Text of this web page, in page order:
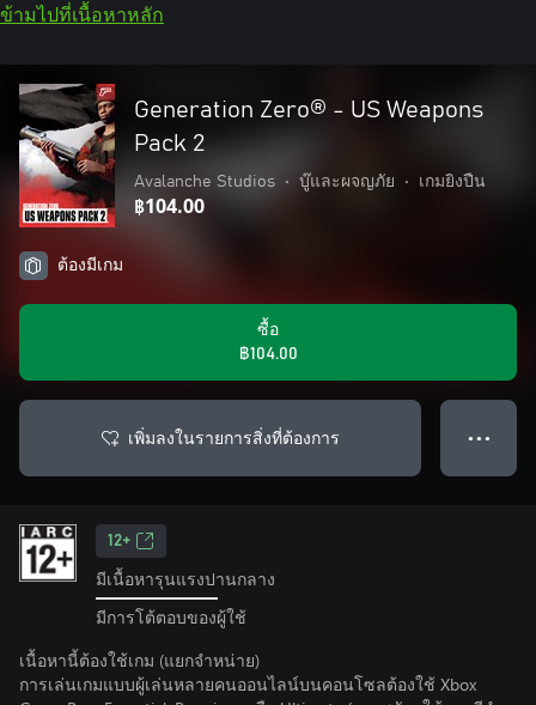
ข้ามไปที่เนื้อหาหลัก
Generation Zero® - US Weapons
Pack 2
Avalanche Studios • บู๊และผจญภัย • เกมยิงปืน
฿104.00
ต้องมีเกม
ซื้อ
฿104.00
เพิ่มลงในรายการสิ่งที่ต้องการ ● ● ●
12+
มีเนื้อหารุนแรงปานกลาง
มีการโต้ตอบของผู้ใช้
เนื้อหานี้ต้องใช้เกม (แยกจำหน่าย)
การเล่นเกมแบบผู้เล่นหลายคนออนไลน์บนคอนโซลต้องใช้ Xbox